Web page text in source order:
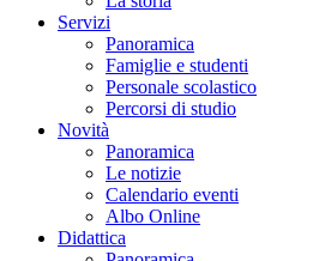
Servizi
Panoramica
Famiglie e studenti
Personale scolastico
Percorsi di studio
Novità
Panoramica
Le notizie
Calendario eventi
Albo Online
Didattica